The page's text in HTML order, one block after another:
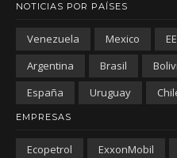
NOTICIAS POR PAÍSES
Venezuela Mexico
Argentina
Brasil
España
Uruguay
EMPRESAS
Ecopetrol ExxonMobil